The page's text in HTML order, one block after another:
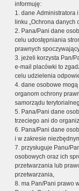
informuję:
1. dane Administratora
linku „Ochrona danych
2. Pana/Pani dane
celu udostępniania
prawnych
3. jeżeli korzysta Pan/
e-mail placówki to
celu udzielenia
4. dane osobowe
organom ochrony
samorządu
5. Pana/Pani dane
trzeciego ani do
6. Pana/Pani dane
i w zakresie
7. przysługuje Panu/
osobowych oraz ich
przetwarzania lub
przetwarzania,
8. ma Pan/Pani prawo